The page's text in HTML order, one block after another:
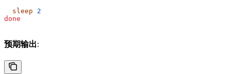
  sleep
2
done
预期输出: